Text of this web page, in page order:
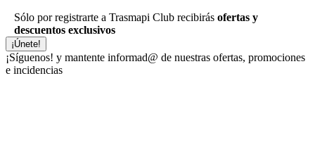
Sólo por registrarte a Trasmapi Club recibirás ofertas y
descuentos exclusivos
¡Únete!
¡Síguenos! y mantente informad@ de nuestras ofertas, promociones
e incidencias